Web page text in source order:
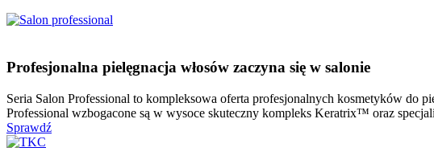
Profesjonalna pielęgnacja włosów zaczyna się w salonie
Seria Salon Professional to kompleksowa oferta profesjonalnych kosmetyków do
Professional wzbogacone są w wysoce skuteczny kompleks Keratrix™ oraz
Sprawdź